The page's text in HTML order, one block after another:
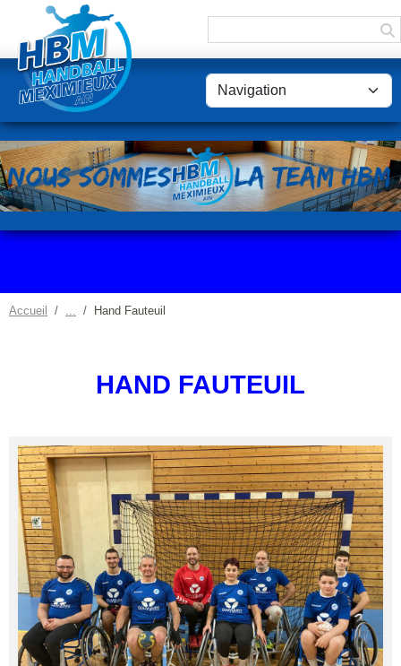
Accueil Hand Fauteuil
HAND FAUTEUIL
Panneau de gestion des cookies